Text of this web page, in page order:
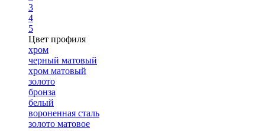
3
4
5
Цвет профиля
хром
черный матовый
хром матовый
золото
бронза
белый
вороненная сталь
золото матовое